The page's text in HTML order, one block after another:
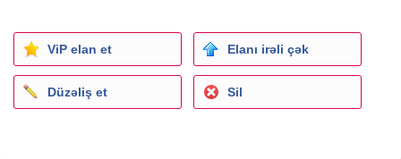
Zabux kəndi
İsa Bulağı
Xankəndi şəhər gəzintisi
Xocalı (yeni qəsəbə)
Şuşa qalası
ViP elan et Elanı irəli çək
Düzəliş et Sil